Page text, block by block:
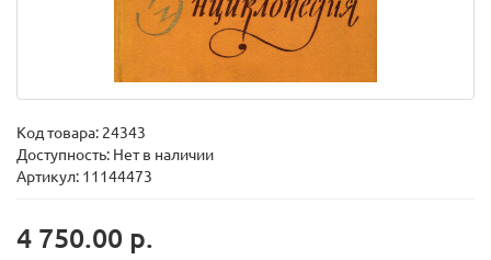
Код товара: 24343
Доступность: Нет в наличии
Артикул: 11144473
4 750.00 р.